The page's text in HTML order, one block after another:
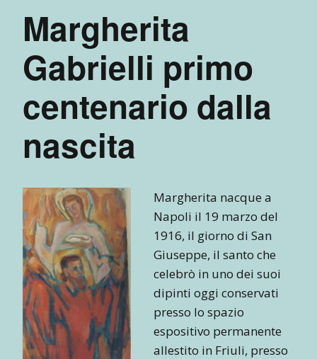
Margherita
Gabrielli primo
centenario dalla
nascita
Margherita nacque a
Napoli il 19 marzo del
1916, il giorno di San
Giuseppe, il santo che
celebrò in uno dei suoi
dipinti oggi conservati
presso lo spazio
espositivo permanente
allestito in Friuli, presso